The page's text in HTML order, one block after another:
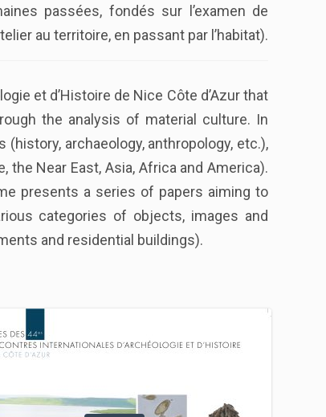
passées, fondés sur l’examen de
au territoire, en passant par l’habitat).
et d’Histoire de Nice Côte d’Azur that
the analysis of material culture. In
archaeology, anthropology, etc.),
Near East, Asia, Africa and America).
presents a series of papers aiming to
categories of objects, images and
and residential buildings).